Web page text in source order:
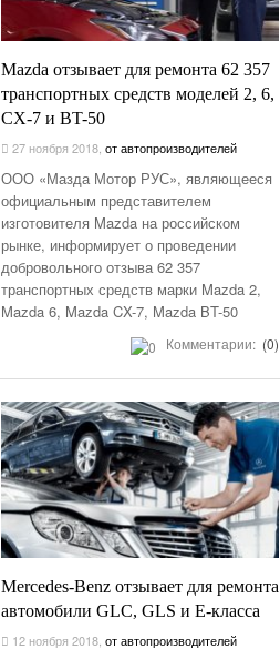
Mazda отзывает для ремонта 62 357
транспортных средств моделей 2, 6,
CX-7 и BT-50
27 ноября 2018, от автопроизводителей
ООО «Мазда Мотор РУС», являющееся
официальным представителем
изготовителя Mazda на российском
рынке, информирует о проведении
добровольного отзыва 62 357
транспортных средств марки Mazda 2,
Mazda 6, Mazda CX-7, Mazda BT-50
Комментарии: (0)
Mercedes-Benz отзывает для ремонта
автомобили GLC, GLS и E-класса
12 ноября 2018, от автопроизводителей